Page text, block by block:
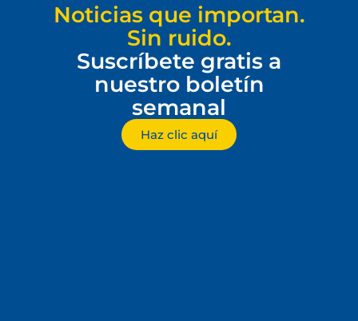
Noticias que importan.
Sin ruido.
Suscríbete gratis a
nuestro boletín
semanal
Haz clic aquí